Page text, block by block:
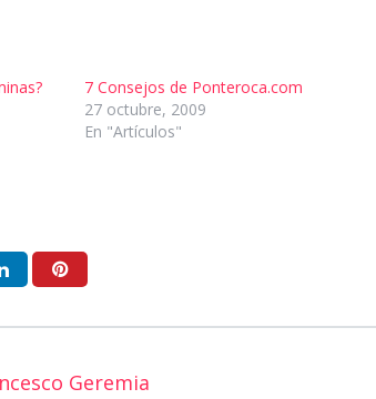
7 Consejos de Ponteroca.com
27 octubre, 2009
En "Artículos"
Geremia